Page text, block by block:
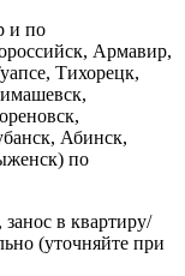
и по
Армавир,
Тихорецк,
Абинск,
по
в квартиру/
(уточняйте при